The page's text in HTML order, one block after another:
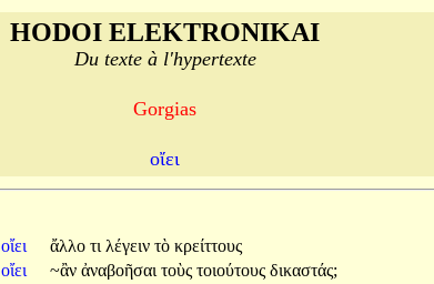
HODOI ELEKTRONIKAI
Du texte à l'hypertexte
Gorgias
οἴει
οἴει ἄλλο τι λέγειν τὸ κρείττους
οἴει ~ἂν ἀναβοῆσαι τοὺς τοιούτους δικαστάς;